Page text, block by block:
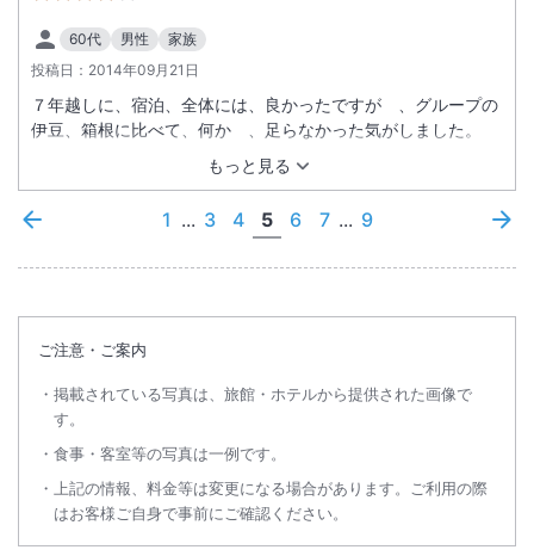
60代 男性
家族
投稿日： 2014年09月21日
もっと見る
７年越しに、宿泊、全体には、良かったですが 、グループの
伊豆、箱根に比べて、何か 、足らなかった気がしました。
1 ... 3 4 5 6 7 ... 9
ご注意・ご案内
掲載されている写真は、旅館・ホテルから提供された画像で
す。
食事・客室等の写真は一例です。
上記の情報、料金等は変更になる場合があります。ご利用の際
はお客様ご自身で事前にご確認ください。